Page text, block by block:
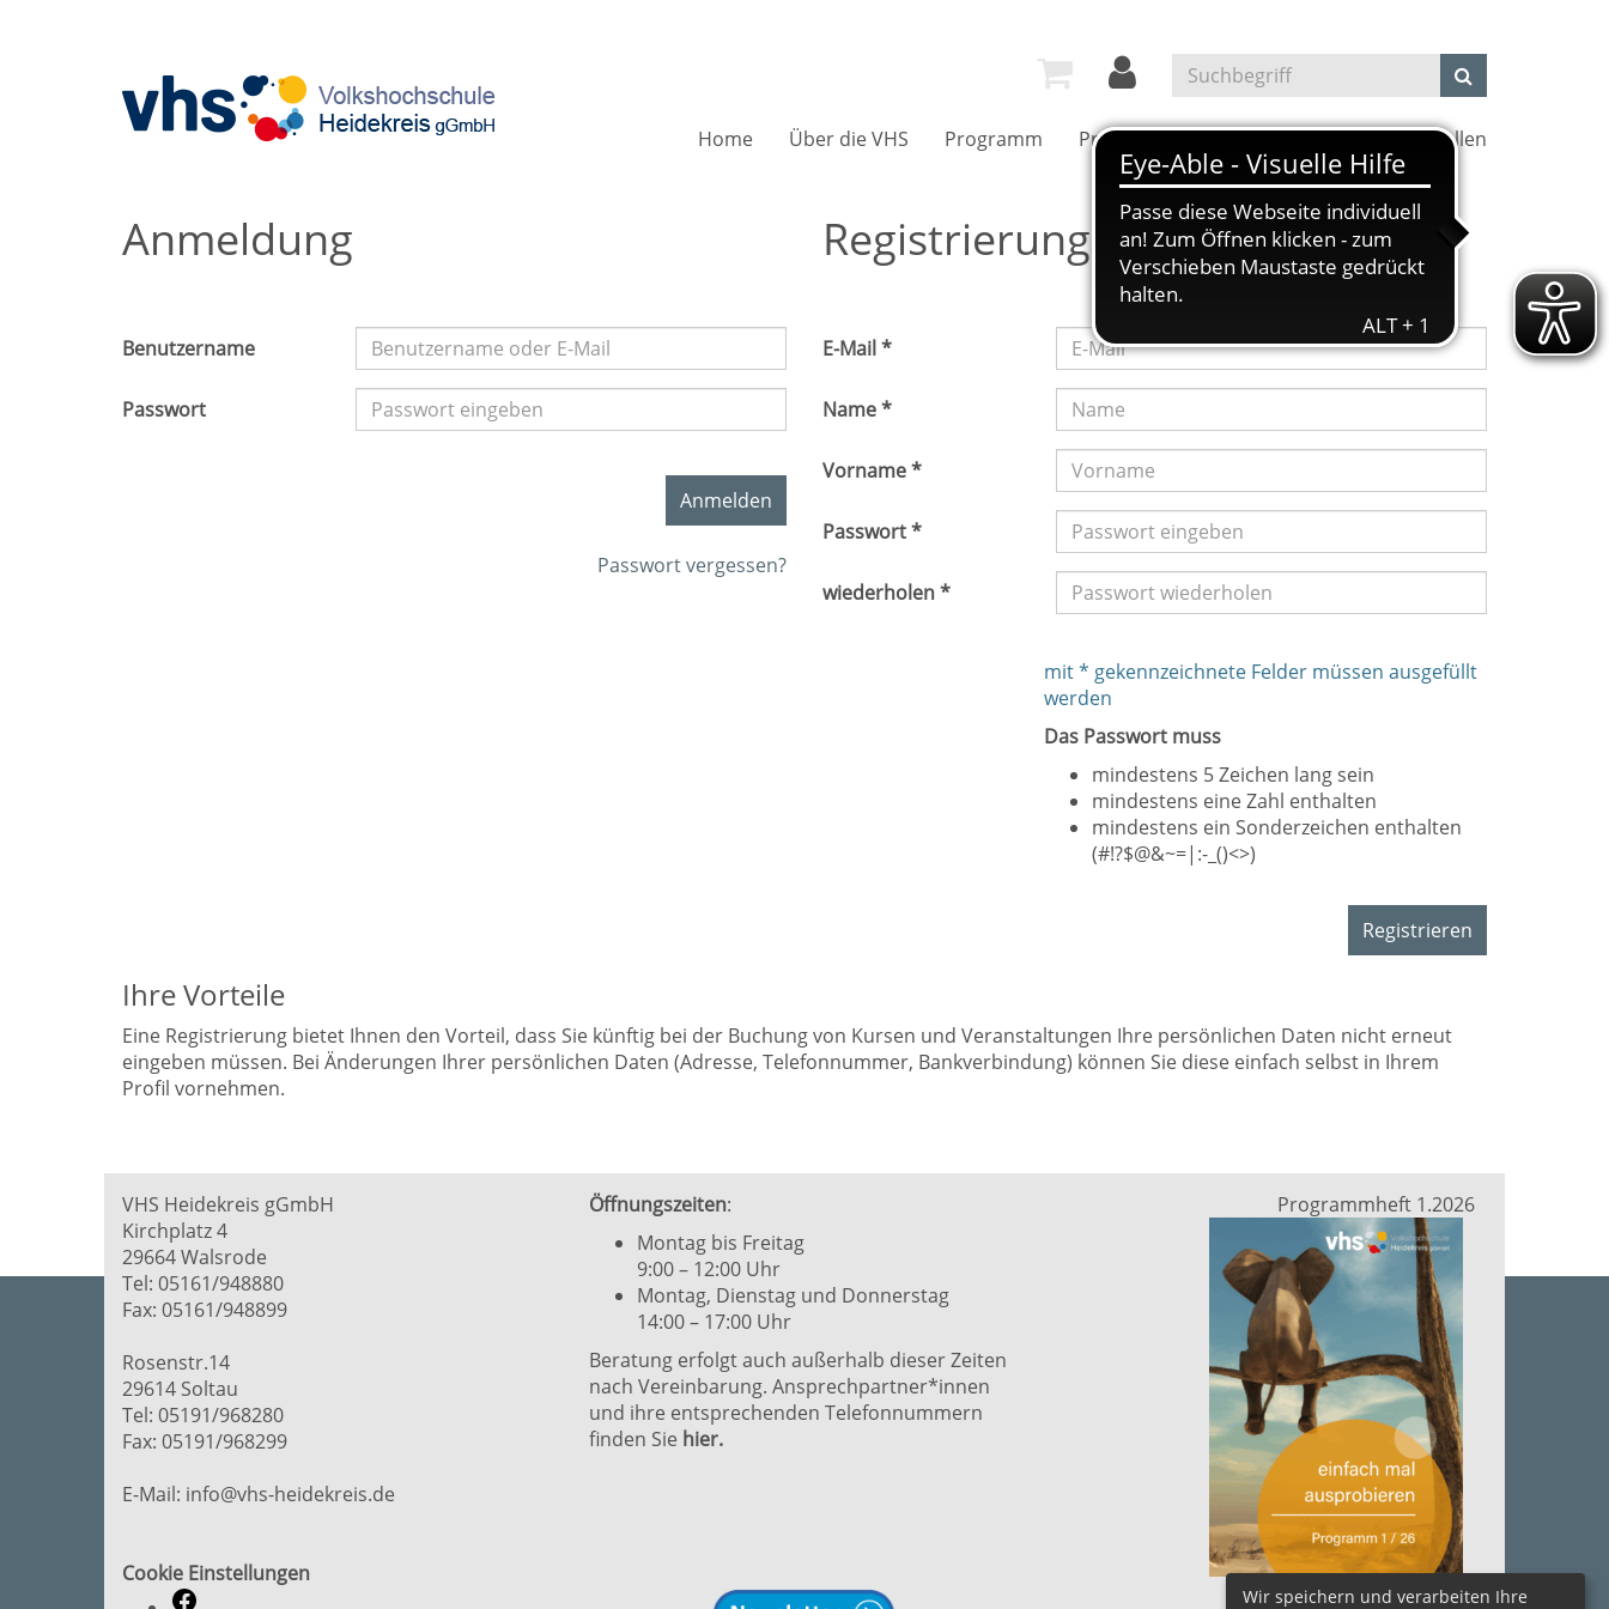
Home Über die VHS Programm Projekte Kultur und Kino Außenstellen
Anmeldung
Benutzername
Passwort
Anmelden
Passwort vergessen?
Registrierung
E-Mail *
Name *
Vorname *
Passwort *
wiederholen *
mit * gekennzeichnete Felder müssen ausgefüllt
werden
Das Passwort muss
mindestens 5 Zeichen lang sein
mindestens eine Zahl enthalten
mindestens ein Sonderzeichen enthalten
(#!?$@&~=|:-_()<>)
Registrieren
Ihre Vorteile
Eine Registrierung bietet Ihnen den Vorteil, dass Sie künftig bei der Buchung von Kursen und Veranstaltungen Ihre persönlichen Daten nicht erneut
eingeben müssen. Bei Änderungen Ihrer persönlichen Daten (Adresse, Telefonnummer, Bankverbindung) können Sie diese einfach selbst in Ihrem
Profil vornehmen.
VHS Heidekreis gGmbH
Kirchplatz 4
29664 Walsrode
Tel: 05161/948880
Fax: 05161/948899
Rosenstr.14
29614 Soltau
Tel: 05191/968280
Fax: 05191/968299
E-Mail: info@vhs-heidekreis.de
Cookie Einstellungen
Öffnungszeiten:
Montag bis Freitag
9:00 – 12:00 Uhr
Montag, Dienstag und Donnerstag
14:00 – 17:00 Uhr
Beratung erfolgt auch außerhalb dieser Zeiten
nach Vereinbarung. Ansprechpartner*innen
und ihre entsprechenden Telefonnummern
finden Sie hier.
Programmheft 1.2026
zum Herunterladen ....
Wir speichern und verarbeiten Ihre